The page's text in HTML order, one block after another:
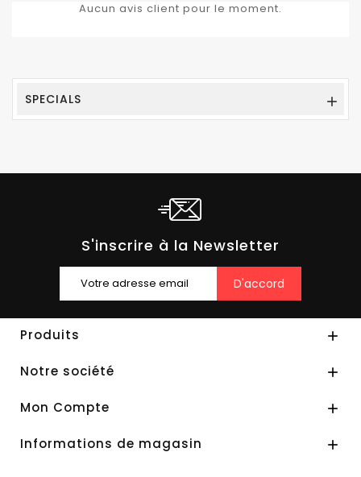
Aucun avis client pour le moment.
SPECIALS 
S'inscrire à la Newsletter
Produits 
Notre société 
Mon Compte 
Informations de magasin 